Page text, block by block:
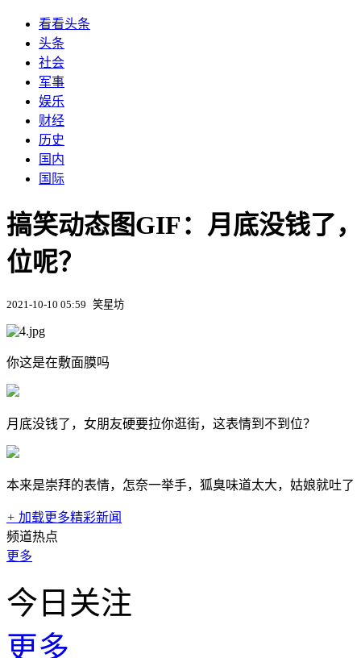
看看头条
头条
社会
军事
娱乐
财经
历史
国内
国际
搞笑动态图GIF：月底没钱了
位呢？
2021-10-10 05:59 笑星坊
你这是在敷面膜吗
月底没钱了，女朋友硬要拉你逛街，这表情到不到位？
本来是崇拜的表情，怎奈一举手，狐臭味道太大，姑娘就吐了
+ 加载更多精彩新闻
频道热点
更多
今日关注
更多